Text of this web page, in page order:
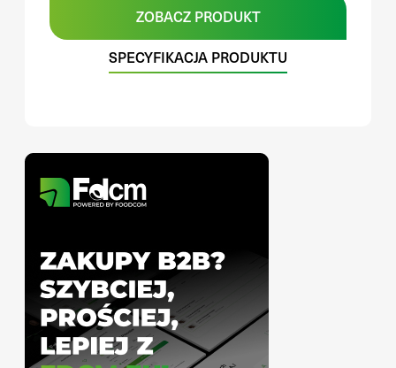
ZOBACZ PRODUKT
SPECYFIKACJA PRODUKTU